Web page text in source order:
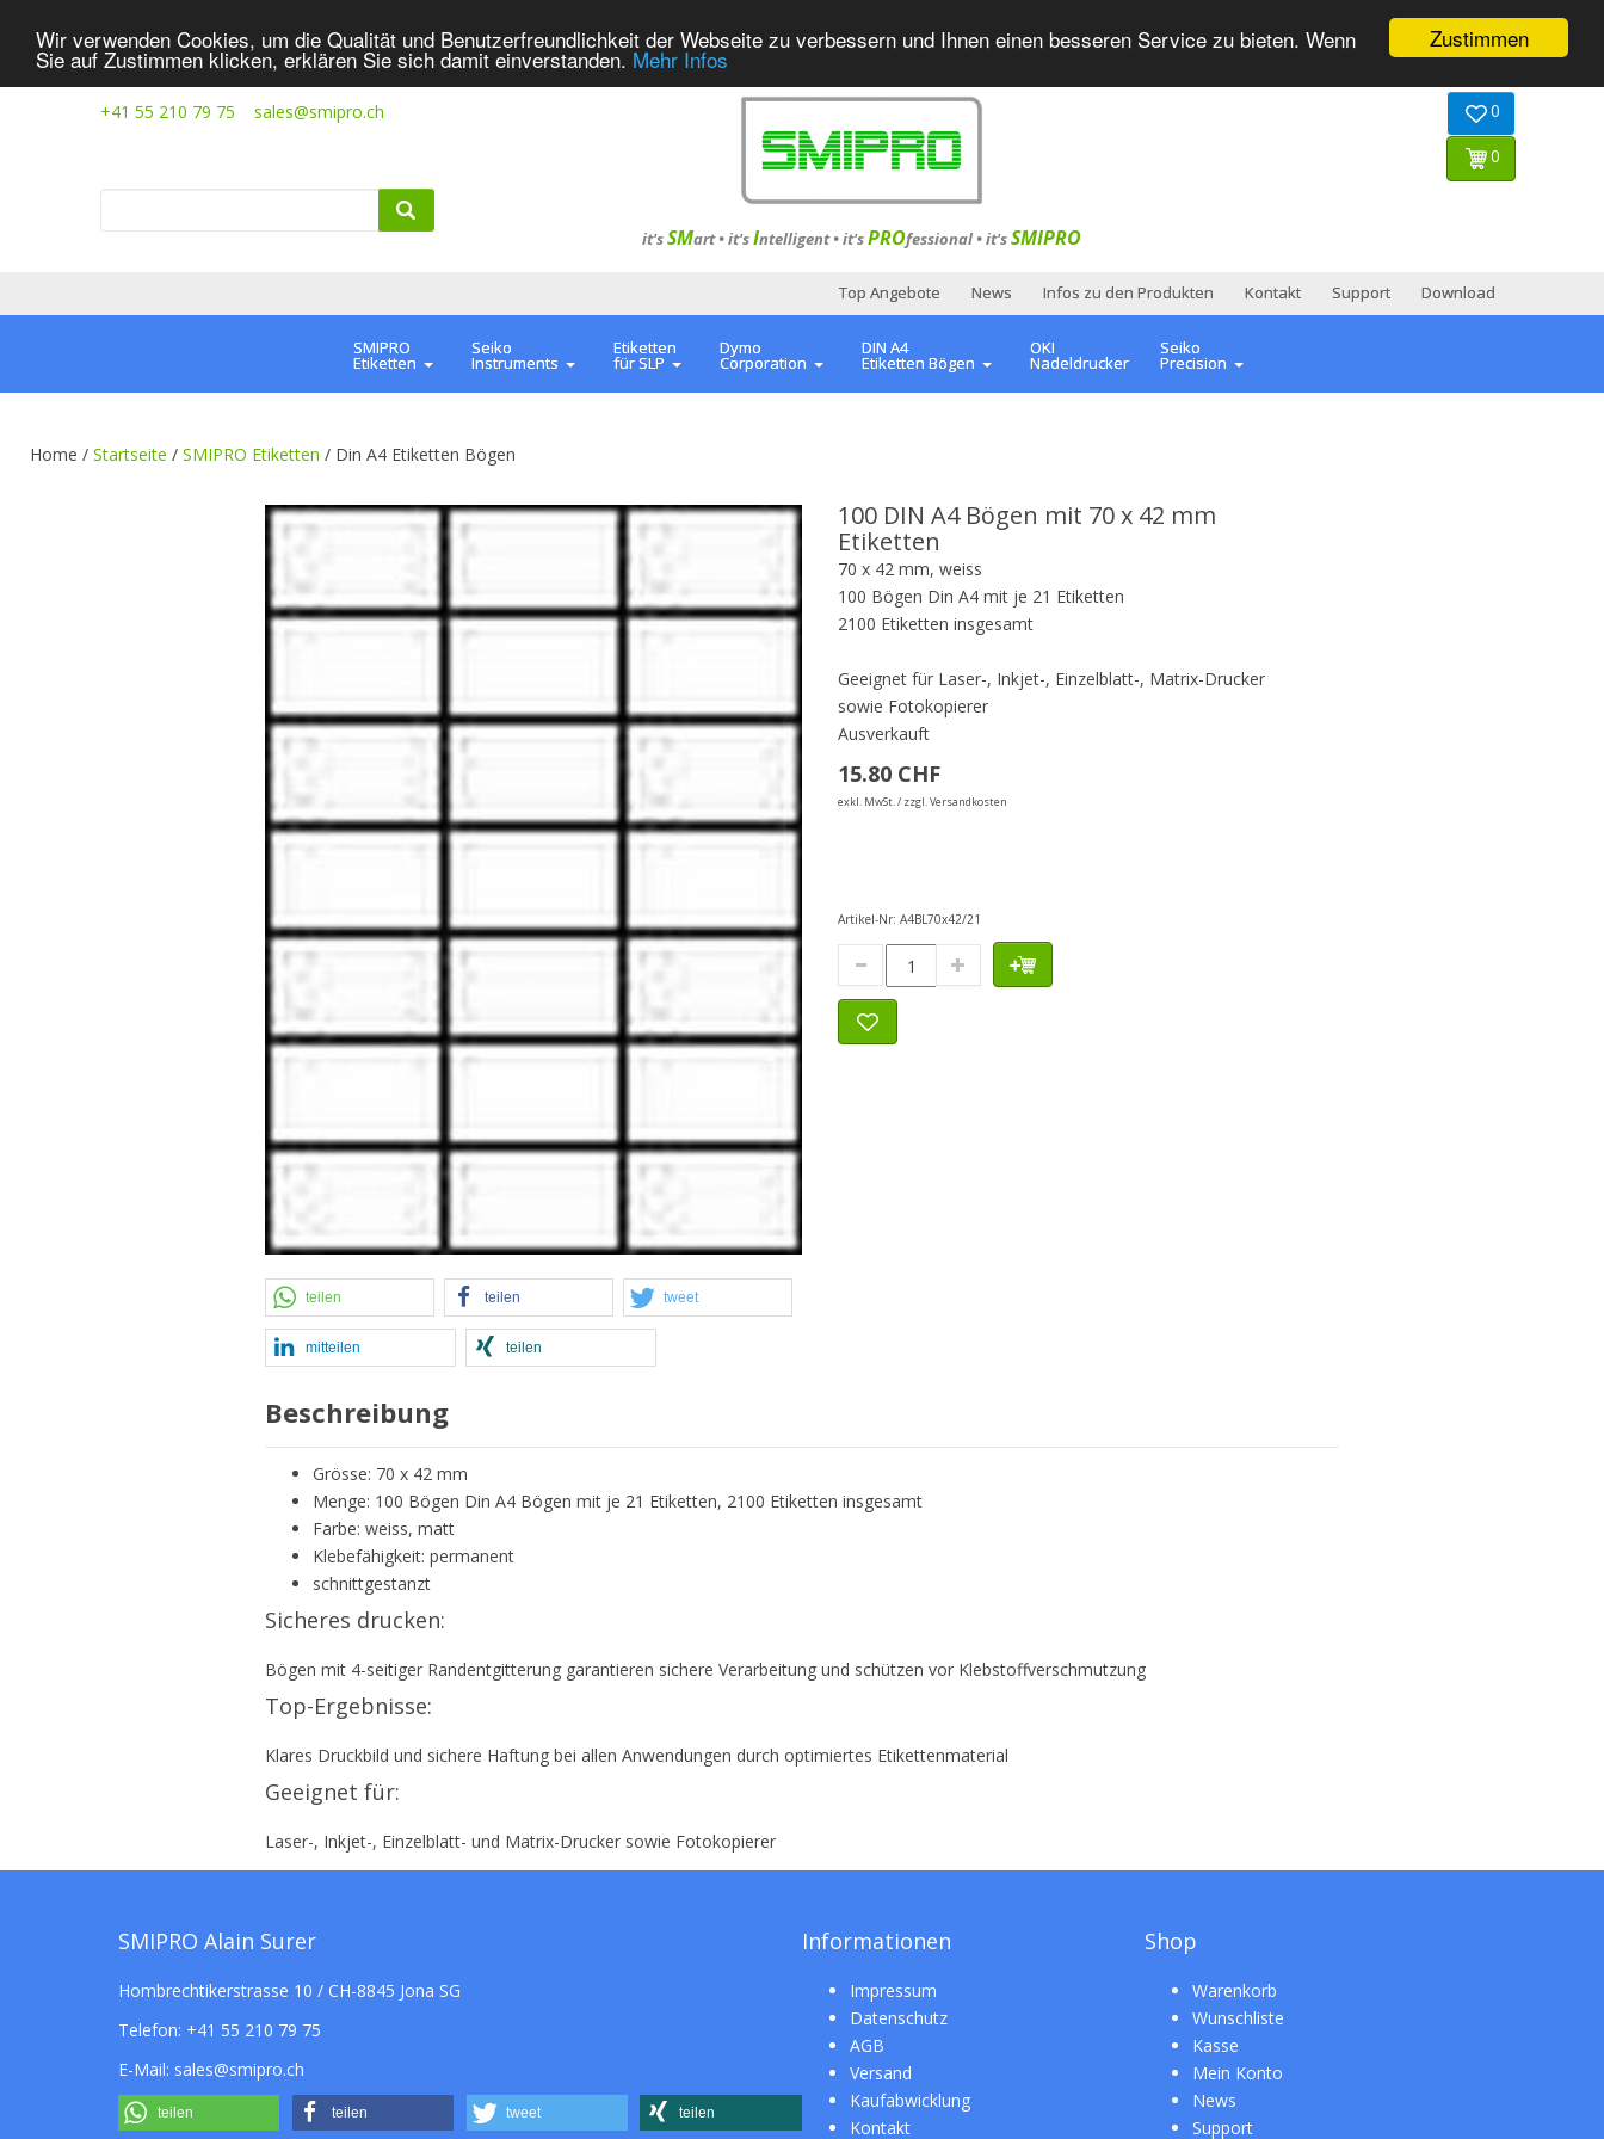
Zustimmen
Wir verwenden Cookies, um die Qualität und Benutzerfreundlichkeit der Webseite zu verbessern und Ihnen einen besseren Service zu bieten. Wenn
Sie auf Zustimmen klicken, erklären Sie sich damit einverstanden. Mehr Infos
+41 55 210 79 75 sales@smipro.ch
it'sSMart •it'sIntelligent•it'sPROfessional•it'sSMIPRO
0
0
Top Angebote News Infos zu den Produkten Kontakt Support Download
SMIPRO
Etiketten
Seiko
Instruments
Etiketten
für SLP
Dymo
Corporation
DIN A4
Etiketten Bögen
OKI
Nadeldrucker
Seiko
Precision
Home / Startseite / SMIPRO Etiketten / Din A4 Etiketten Bögen
teilen teilen tweet
mitteilen teilen
100 DIN A4 Bögen mit 70 x 42 mm
Etiketten
70 x 42 mm, weiss
100 Bögen Din A4 mit je 21 Etiketten
2100 Etiketten insgesamt
Geeignet für Laser-, Inkjet-, Einzelblatt-, Matrix-Drucker
sowie Fotokopierer
Ausverkauft
15.80 CHF
exkl. MwSt. / zzgl. Versandkosten
Artikel-Nr: A4BL70x42/21
Beschreibung
Grösse: 70 x 42 mm
Menge: 100 Bögen Din A4 Bögen mit je 21 Etiketten, 2100 Etiketten insgesamt
Farbe: weiss, matt
Klebefähigkeit: permanent
schnittgestanzt
Sicheres drucken:
Bögen mit 4-seitiger Randentgitterung garantieren sichere Verarbeitung und schützen vor Klebstoffverschmutzung
Top-Ergebnisse:
Klares Druckbild und sichere Haftung bei allen Anwendungen durch optimiertes Etikettenmaterial
Geeignet für:
Laser-, Inkjet-, Einzelblatt- und Matrix-Drucker sowie Fotokopierer
SMIPRO Alain Surer
Hombrechtikerstrasse 10 / CH-8845 Jona SG
Telefon: +41 55 210 79 75
E-Mail: sales@smipro.ch
teilen teilen tweet teilen
Informationen
Impressum
Datenschutz
AGB
Versand
Kaufabwicklung
Kontakt
Shop
Warenkorb
Wunschliste
Kasse
Mein Konto
News
Support